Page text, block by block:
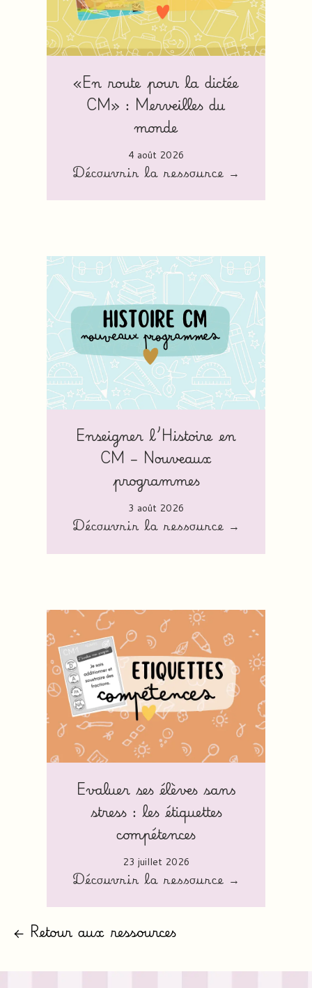
«En route pour la dictée
CM» : Merveilles du
monde
4 août 2026
Découvrir la ressource →
Enseigner l’Histoire en
CM – Nouveaux
programmes
3 août 2026
Découvrir la ressource →
Evaluer ses élèves sans
stress : les étiquettes
compétences
23 juillet 2026
Découvrir la ressource →
← Retour aux ressources